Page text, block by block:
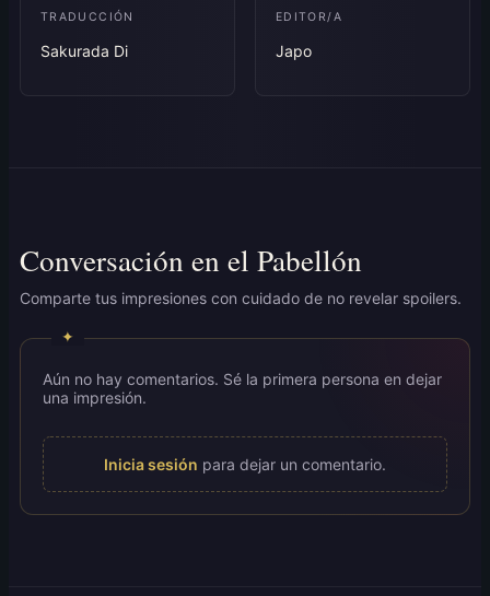
TRADUCCIÓN
Sakurada Di
EDITOR/A
Japo
Conversación en el Pabellón
Comparte tus impresiones con cuidado de no revelar spoilers.
Aún no hay comentarios. Sé la primera persona en dejar
una impresión.
Inicia sesión para dejar un comentario.